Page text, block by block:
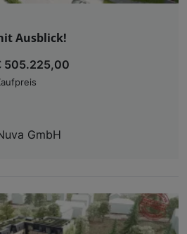
Ausblick!
505.225,00
GmbH